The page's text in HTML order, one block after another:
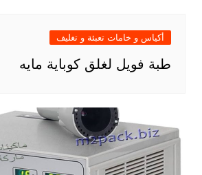
أكياس و خامات تعبئة و تغليف
طبة فويل لغلق كوباية مايه